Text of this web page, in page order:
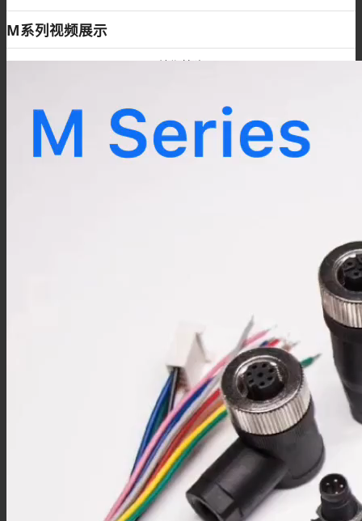
M12注塑接头
M12转接头
M5板端插座
M5注塑线材
M系列视频展示